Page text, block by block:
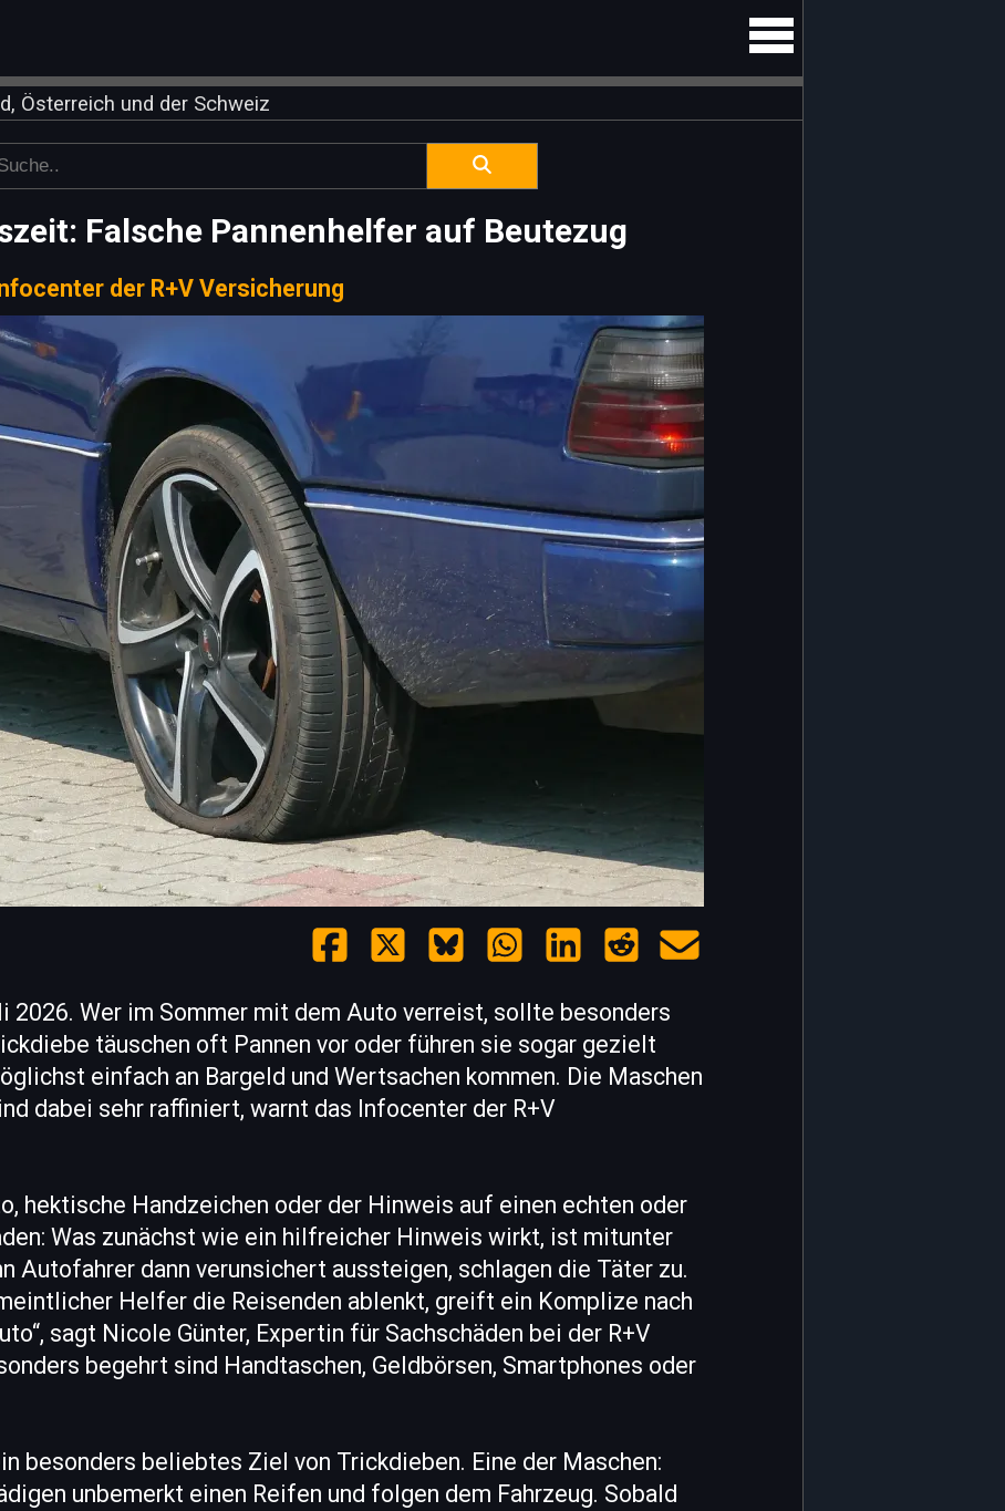
Österreich und der Schweiz
Falsche Pannenhelfer auf Beutezug
der R+V Versicherung
2026. Wer im Sommer mit dem Auto verreist, sollte besonders
täuschen oft Pannen vor oder führen sie sogar gezielt
einfach an Bargeld und Wertsachen kommen. Die Maschen
dabei sehr raffiniert, warnt das Infocenter der R+V
hektische Handzeichen oder der Hinweis auf einen echten oder
Was zunächst wie ein hilfreicher Hinweis wirkt, ist mitunter
Autofahrer dann verunsichert aussteigen, schlagen die Täter zu.
Helfer die Reisenden ablenkt, greift ein Komplize nach
sagt Nicole Günter, Expertin für Sachschäden bei der R+V
begehrt sind Handtaschen, Geldbörsen, Smartphones oder
besonders beliebtes Ziel von Trickdieben. Eine der Maschen:
unbemerkt einen Reifen und folgen dem Fahrzeug. Sobald